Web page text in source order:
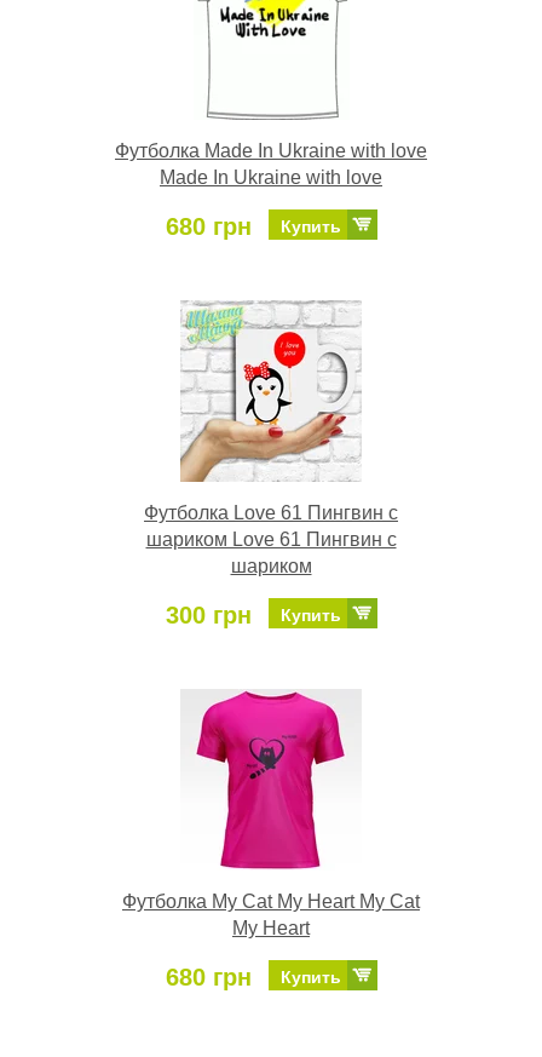
Футболка Made In Ukraine with love
Made In Ukraine with love
680 грн Купить
Футболка Love 61 Пингвин с
шариком Love 61 Пингвин с
шариком
300 грн Купить
Футболка My Cat My Heart My Cat
My Heart
680 грн Купить